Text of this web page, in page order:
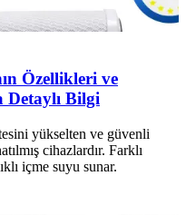
Özellikleri ve
Detaylı Bilgi
yükselten ve güvenli
cihazlardır. Farklı
içme suyu sunar.